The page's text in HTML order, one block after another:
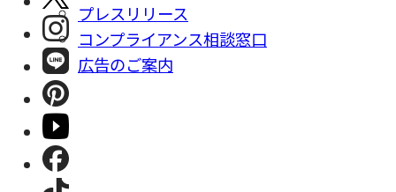
プレスリリース
コンプライアンス相談窓⼝
広告のご案内